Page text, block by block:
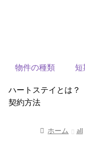
物件の種類 短
ハートステイとは？
契約方法
サービス費用ホーム all